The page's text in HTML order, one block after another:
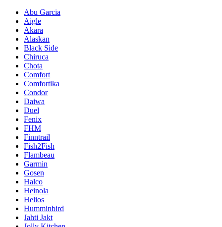
Abu Garcia
Aigle
Akara
Alaskan
Black Side
Chiruca
Chota
Comfort
Comfortika
Condor
Daiwa
Duel
Fenix
FHM
Finntrail
Fish2Fish
Flambeau
Garmin
Gosen
Halco
Heinola
Helios
Humminbird
Jahti Jakt